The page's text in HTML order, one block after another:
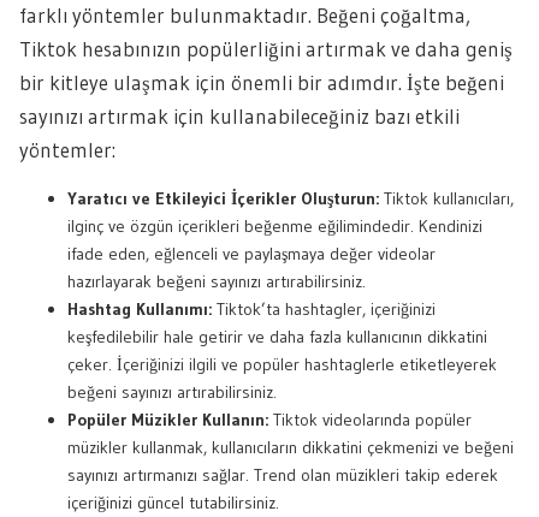
farklı yöntemler bulunmaktadır. Beğeni çoğaltma,
Tiktok hesabınızın popülerliğini artırmak ve daha geniş
bir kitleye ulaşmak için önemli bir adımdır. İşte beğeni
sayınızı artırmak için kullanabileceğiniz bazı etkili
yöntemler:
Yaratıcı ve Etkileyici İçerikler Oluşturun: Tiktok kullanıcıları,
ilginç ve özgün içerikleri beğenme eğilimindedir. Kendinizi
ifade eden, eğlenceli ve paylaşmaya değer videolar
hazırlayarak beğeni sayınızı artırabilirsiniz.
Hashtag Kullanımı: Tiktok’ta hashtagler, içeriğinizi
keşfedilebilir hale getirir ve daha fazla kullanıcının dikkatini
çeker. İçeriğinizi ilgili ve popüler hashtaglerle etiketleyerek
beğeni sayınızı artırabilirsiniz.
Popüler Müzikler Kullanın: Tiktok videolarında popüler
müzikler kullanmak, kullanıcıların dikkatini çekmenizi ve beğeni
sayınızı artırmanızı sağlar. Trend olan müzikleri takip ederek
içeriğinizi güncel tutabilirsiniz.